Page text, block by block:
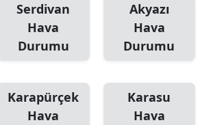
Serdivan
Hava
Durumu
Akyazı
Hava
Durumu
Karapürçek
Hava
Karasu
Hava